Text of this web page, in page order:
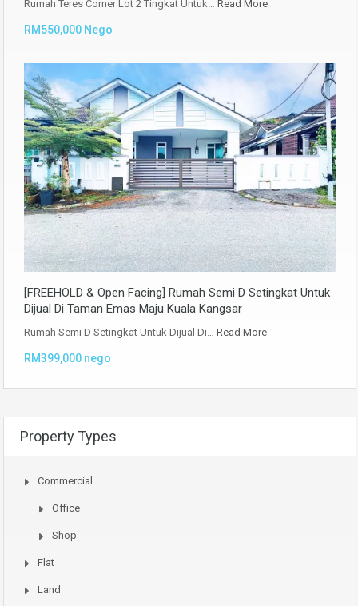
Rumah Teres Corner Lot 2 Tingkat Untuk… Read More
RM550,000 Nego
[FREEHOLD & Open Facing] Rumah Semi D Setingkat Untuk
Dijual Di Taman Emas Maju Kuala Kangsar
Rumah Semi D Setingkat Untuk Dijual Di… Read More
RM399,000 nego
Property Types
Commercial
Office
Shop
Flat
Land